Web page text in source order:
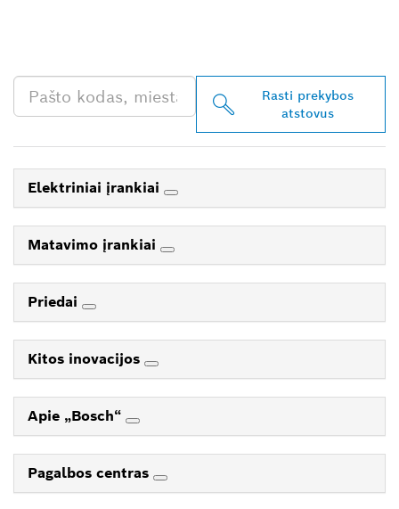
Rasti prekybos
atstovus
Elektriniai įrankiai
Matavimo įrankiai
Priedai
Kitos inovacijos
Apie „Bosch“
Pagalbos centras